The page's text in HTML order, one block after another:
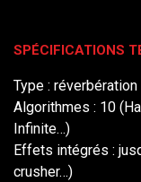
SPÉCIFICATIONS
Type :
Algorithmes : 10
Infinite…)
Effets intégrés :
crusher…)